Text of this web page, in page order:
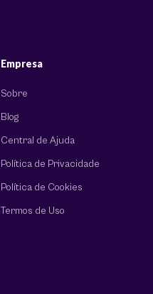
Empresa
Sobre
Blog
Central de Ajuda
Política de Privacidade
Política de Cookies
Termos de Uso